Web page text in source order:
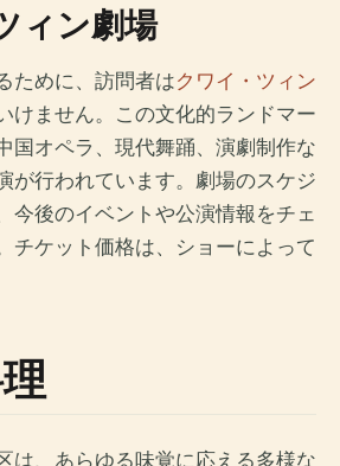
ィン劇場
ために、訪問者はクワイ・ツィン
けません。この文化的ランドマー
国オペラ、現代舞踊、演劇制作な
が行われています。劇場のスケジ
今後のイベントや公演情報をチェ
チケット価格は、ショーによって
は、あらゆる味覚に応える多様な